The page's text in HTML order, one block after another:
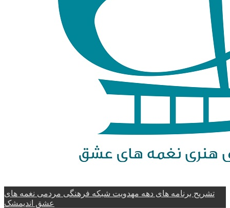
تشریح برنامه های دهه مهدویت شبکه فرهنگی مردمی نغمه های
عشق اندیمشک